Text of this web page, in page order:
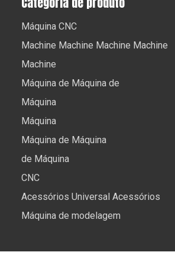
Máquina CNC
Machine Machine Machine Machine
Machine
Máquina de Máquina de
Máquina
Máquina
Máquina de Máquina
de Máquina
CNC
Acessórios Universal Acessórios
Máquina de modelagem